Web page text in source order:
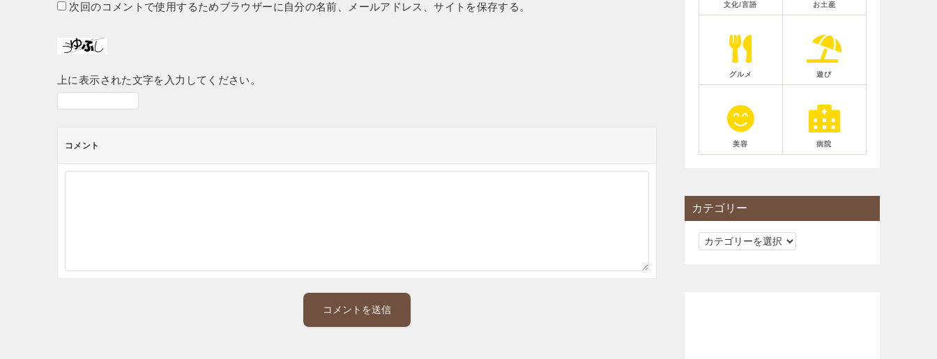
次回のコメントで使用するためブラウザーに自分の名前、メールアドレス、サイトを保存する。
上に表示された文字を入力してください。
コメント
文化/言語 お土産
グルメ 遊び
美容 病院
カテゴリー
カ